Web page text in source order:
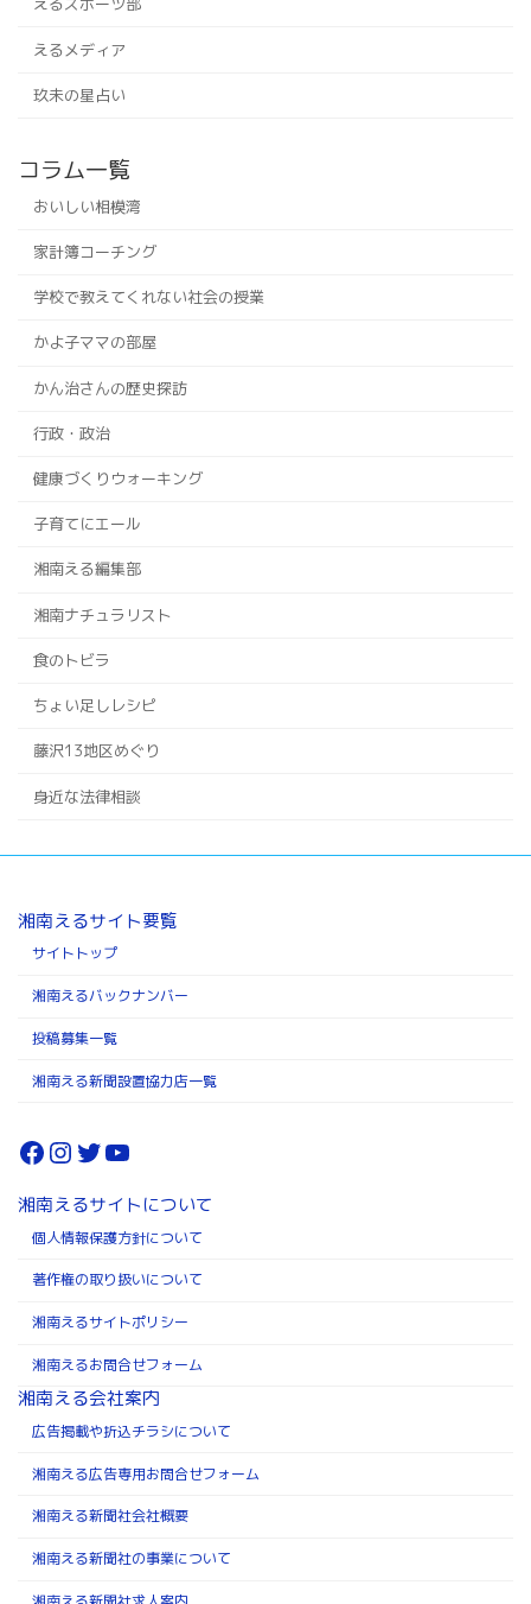
えるメディア
玖未の星占い
コラム一覧
おいしい相模湾
家計簿コーチング
学校で教えてくれない社会の授業
かよ子ママの部屋
かん治さんの歴史探訪
行政・政治
健康づくりウォーキング
子育てにエール
湘南える編集部
湘南ナチュラリスト
食のトビラ
ちょい足しレシピ
藤沢13地区めぐり
身近な法律相談
湘南えるサイト要覧
サイトトップ
湘南えるバックナンバー
投稿募集一覧
湘南える新聞設置協力店一覧
Facebook
Instagram
Twitter
YouTube
湘南えるサイトについて
個人情報保護方針について
著作権の取り扱いについて
湘南えるサイトポリシー
湘南えるお問合せフォーム
湘南える会社案内
広告掲載や折込チラシについて
湘南える広告専用お問合せフォーム
湘南える新聞社会社概要
湘南える新聞社の事業について